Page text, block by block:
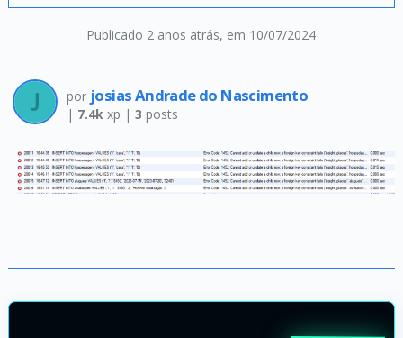
Publicado 2 anos atrás, em 10/07/2024
por josias Andrade do Nascimento
| 7.4kxp | 3 posts